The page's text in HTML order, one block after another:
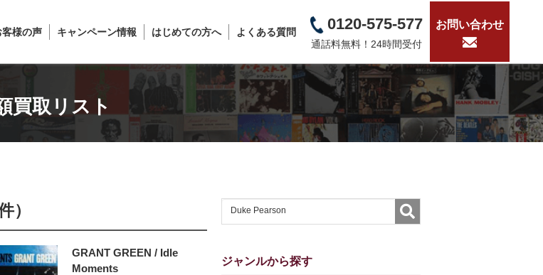
客様の声 キャンペーン情報 はじめての方へ よくある質問 0120-575-577
通話料無料！24時間受付
お問い合わせ
買取リスト
）
GRANT GREEN / Idle
Moments
ジャンルから探す